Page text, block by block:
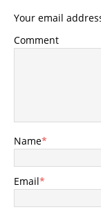
Your email
Comment
Name*
Email*